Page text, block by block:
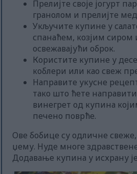
Прелијте своје јогурт
гранолом и прелијте
Укључите купине у
спанаћем, козјим сиром
освежавајући оброк.
Користите купине у
коблери или као свеж
Направите укусне
тако што ћете
винегрет од купина
печено поврће.
Ове бобице су одличне
џему. Нуде многе
Додавање купина у исхрану